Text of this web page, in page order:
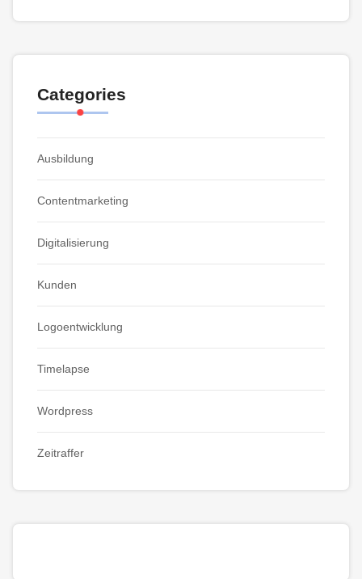
Categories
Ausbildung
Contentmarketing
Digitalisierung
Kunden
Logoentwicklung
Timelapse
Wordpress
Zeitraffer